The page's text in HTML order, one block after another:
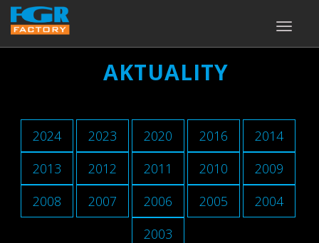
TOGGLE
AKTUALITY
2024 2023 2020 2016
2014
2013
2012 2011 2010
2009
2008
2007 2006 2005
2004
2003